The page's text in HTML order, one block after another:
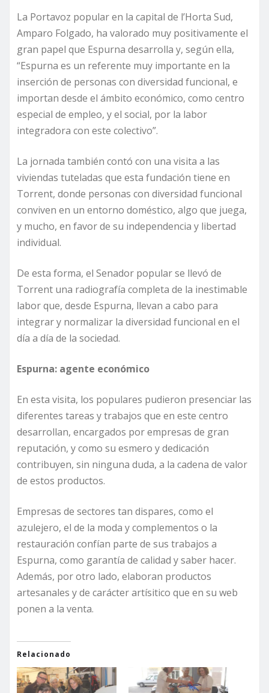
La Portavoz popular en la capital de l’Horta Sud,
Amparo Folgado, ha valorado muy positivamente el
gran papel que Espurna desarrolla y, según ella,
“Espurna es un referente muy importante en la
inserción de personas con diversidad funcional, e
importan desde el ámbito económico, como centro
especial de empleo, y el social, por la labor
integradora con este colectivo”.
La jornada también contó con una visita a las
viviendas tuteladas que esta fundación tiene en
Torrent, donde personas con diversidad funcional
conviven en un entorno doméstico, algo que juega,
y mucho, en favor de su independencia y libertad
individual.
De esta forma, el Senador popular se llevó de
Torrent una radiografía completa de la inestimable
labor que, desde Espurna, llevan a cabo para
integrar y normalizar la diversidad funcional en el
día a día de la sociedad.
Espurna: agente económico
En esta visita, los populares pudieron presenciar las
diferentes tareas y trabajos que en este centro
desarrollan, encargados por empresas de gran
reputación, y como su esmero y dedicación
contribuyen, sin ninguna duda, a la cadena de valor
de estos productos.
Empresas de sectores tan dispares, como el
azulejero, el de la moda y complementos o la
restauración confían parte de sus trabajos a
Espurna, como garantía de calidad y saber hacer.
Además, por otro lado, elaboran productos
artesanales y de carácter artísitico que en su web
ponen a la venta.
Relacionado